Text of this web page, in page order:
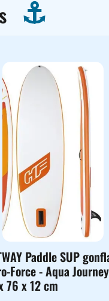
Paddle SUP
Force - Aqua
76 x 12 cm